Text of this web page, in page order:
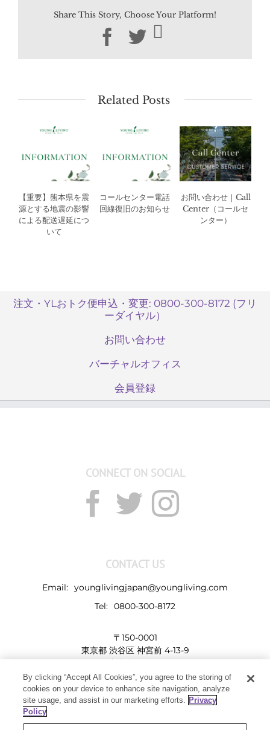
Share This Story, Choose Your Platform!
Facebook
Twitter
Related Posts
【重要】熊本県を震
源とする地震の影響
による配送遅延につ
いて
コールセンター電話
回線復旧のお知らせ
お問い合わせ｜Call
Center（コールセ
ンター）
注文・YLおトク便申込・変更: 0800-300-8172 (フリ
ーダイヤル）
お問い合わせ
バーチャルオフィス
会員登録
CONNECT ON SOCIAL
CONTACT US
Email: younglivingjapan@youngliving.com
Tel: 0800-300-8172
〒150-0001
東京都 渋谷区 神宮前 4-13-9
表参道LHビル
By clicking “Accept All Cookies”, you agree to the storing of
cookies on your device to enhance site navigation, analyze
site usage, and assist in our marketing efforts. Privacy
Policy